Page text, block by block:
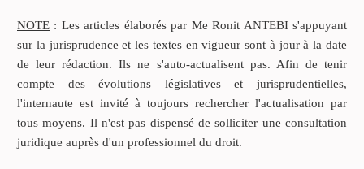
NOTE : Les articles élaborés par Me Ronit ANTEBI s'appuyant
sur la jurisprudence et les textes en vigueur sont à jour à la date
de leur rédaction. Ils ne s'auto-actualisent pas. Afin de tenir
compte des évolutions législatives et jurisprudentielles,
l'internaute est invité à toujours rechercher l'actualisation par
tous moyens. Il n'est pas dispensé de solliciter une consultation
juridique auprès d'un professionnel du droit.